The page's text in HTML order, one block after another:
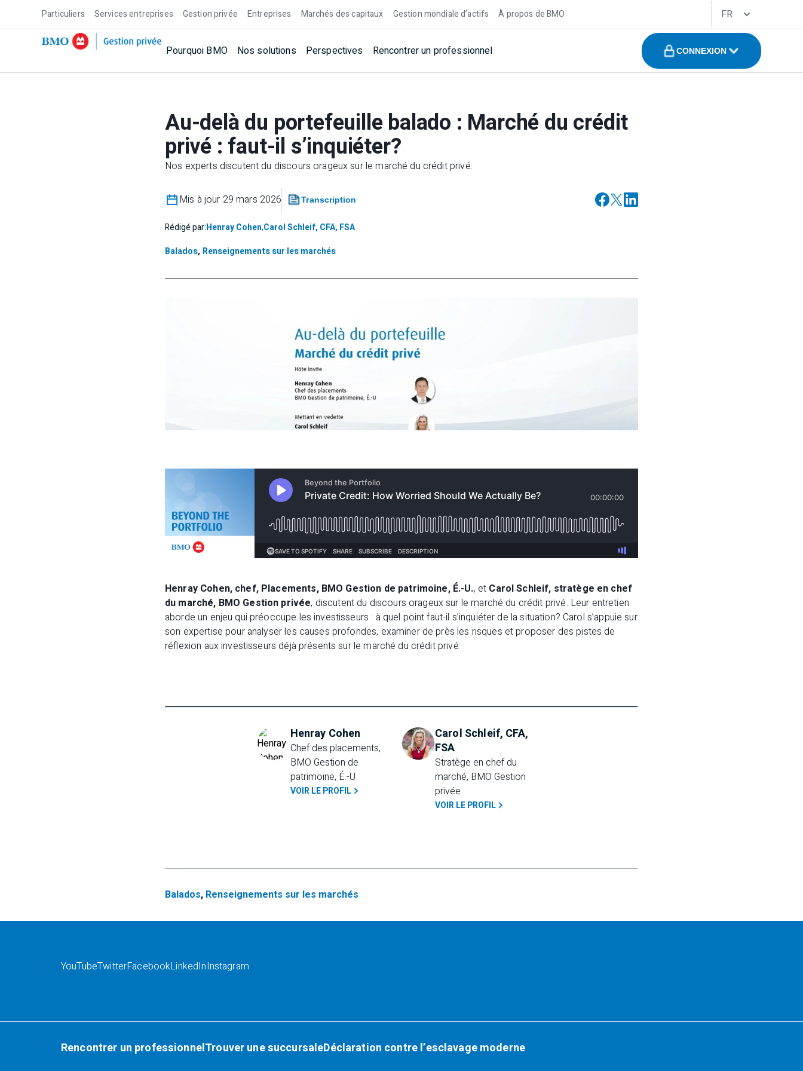
Particuliers Services entreprises Gestion privée Entreprises Marchés des capitaux Gestion mondiale d’actifs À propos de BMO FR
Pourquoi BMO Nos solutions Perspectives Rencontrer un professionnel CONNEXION
Au-delà du portefeuille balado : Marché du crédit
privé : faut-il s’inquiéter?
Nos experts discutent du discours orageux sur le marché du crédit privé.
Mis à jour 29 mars 2026 Transcription
Rédigé par:Henray Cohen,Carol Schleif, CFA, FSA
Balados, Renseignements sur les marchés
Henray Cohen, chef, Placements, BMO Gestion de patrimoine, É.-U., et Carol Schleif, stratège en chef
du marché, BMO Gestion privée, discutent du discours orageux sur le marché du crédit privé. Leur entretien
aborde un enjeu qui préoccupe les investisseurs : à quel point faut-il s’inquiéter de la situation? Carol s’appuie sur
son expertise pour analyser les causes profondes, examiner de près les risques et proposer des pistes de
réflexion aux investisseurs déjà présents sur le marché du crédit privé.
Henray Cohen
Chef des placements,
BMO Gestion de
patrimoine, É.-U
VOIR LE PROFIL
Carol Schleif, CFA,
FSA
Stratège en chef du
marché, BMO Gestion
privée
VOIR LE PROFIL
Balados, Renseignements sur les marchés
YouTubeTwitterFacebookLinkedInInstagram
Rencontrer un professionnelTrouver une succursaleDéclaration contre l’esclavage moderne